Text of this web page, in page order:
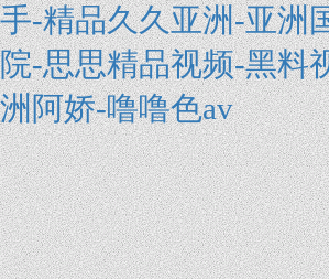
手-精品久久亚洲-亚洲
院-思思精品视频-黑料
洲阿娇-噜噜色av